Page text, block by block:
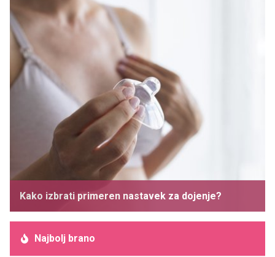
Kako izbrati primeren nastavek za dojenje?
Najbolj brano